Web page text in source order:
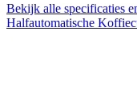
Bekijk alle specificaties
Halfautomatische